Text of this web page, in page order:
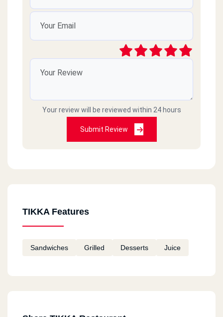
2020-09-04
السلام عليكم. كما يصلكم دائما شكاوي من العملاء.....
وذلك عند التعامل مع مطعمكم فرع (الحي المتميز-
مول هميس) خاصة المدير المتميز: محمد عمارة
ومدير الدليفري: حمدي حسان واللذين اعادا الثقة لي
كأحد عشاق تكا بالكويت وكانا علي تفوق في تقديم
Your review will be reviewed within 24 hours
Submit Review
TIKKA Features
Sandwiches Grilled Desserts Juice